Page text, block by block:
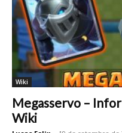
Wiki
Megasservo –
Wiki